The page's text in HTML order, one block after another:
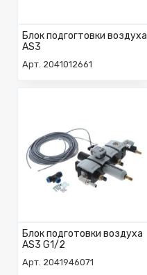
Блок подгогтовки воздуха
AS3
Арт. 2041012661
Блок подготовки воздуха
AS3 G1/2
Арт. 2041946071